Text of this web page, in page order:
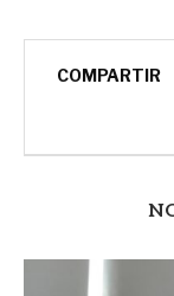
COMPARTIR